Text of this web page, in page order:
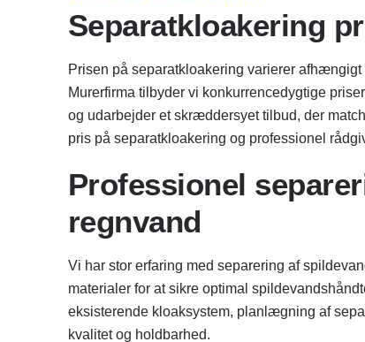
Separatkloakering
Prisen på separatkloakering varierer
Murerfirma tilbyder vi konkurrencedygtige
og udarbejder et skræddersyet tilbud, der
pris på separatkloakering og professionel
Professionel
regnvand
Vi har stor erfaring med separering af
materialer for at sikre optimal
eksisterende kloaksystem, planlægning af
kvalitet og holdbarhed.